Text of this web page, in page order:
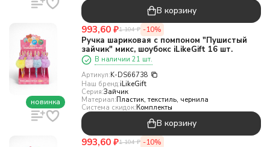
В корзину
новинка
993,60 ₽1 104 ₽ -10%
Ручка шариковая с помпоном "Пушистый
зайчик" микс, шоубокс iLikeGift 16 шт.
В наличии 21 шт.
Артикул:K-DS66738
Наш бренд:iLikeGift
Серия:Зайчик
Материал:Пластик, текстиль, чернила
Система скидок:Комплекты
В корзину
993,60 ₽1 104 ₽ -10%